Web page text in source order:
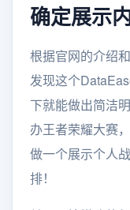
确定展示
根据官网的介绍
发现这个
下就能做出简洁
办王者荣耀大赛
做一个展示个人
排！